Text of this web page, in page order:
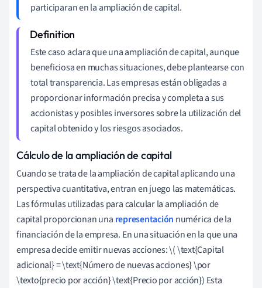
participaran en la ampliación de capital.
Este caso aclara que una ampliación de capital, aunque
beneficiosa en muchas situaciones, debe plantearse con
total transparencia. Las empresas están obligadas a
proporcionar información precisa y completa a sus
accionistas y posibles inversores sobre la utilización del
capital obtenido y los riesgos asociados.
Cálculo de la ampliación de capital
Cuando se trata de la ampliación de capital aplicando una
perspectiva cuantitativa, entran en juego las matemáticas.
Las fórmulas utilizadas para calcular la ampliación de
capital proporcionan una representación numérica de la
financiación de la empresa. En una situación en la que una
empresa decide emitir nuevas acciones: \( \text{Capital
adicional} = \text{Número de nuevas acciones} \por
\texto{precio por acción} \text{Precio por acción}) Esta